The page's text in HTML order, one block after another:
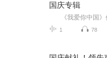
国庆专辑
1 78